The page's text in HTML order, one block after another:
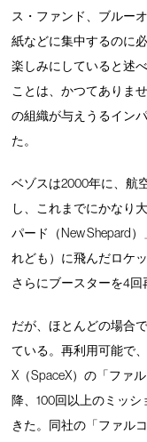
ス・ファンド、ブルー
紙などに集中するのに
楽しみにしていると述
ことは、かつてありま
の組織が与えうるイン
た。
ベゾスは2000年に、航
し、これまでにかなり
パード（New Shepard
れども）に飛んだロケ
さらにブースターを4回
だが、ほとんどの場合
ている。再利用可能で
X（SpaceX）の「ファ
降、100回以上のミッ
きた。同社の「ファル